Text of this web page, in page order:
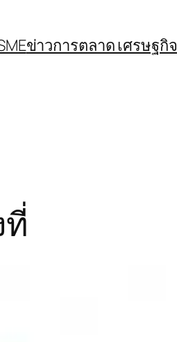
ข่าวการตลาด เศรษฐกิจ